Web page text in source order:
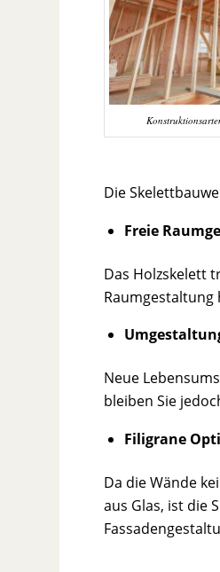
Die
Freie
Das Holzskelett
Raumgestaltung
Neue
bleiben Sie
Filigrane
Da die Wände
aus Glas, ist die